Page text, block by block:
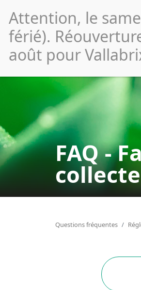
FAQ -
Questions fréquentes
Attention, le
férié).
août pour